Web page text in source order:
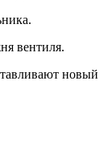
вентиля.
новый